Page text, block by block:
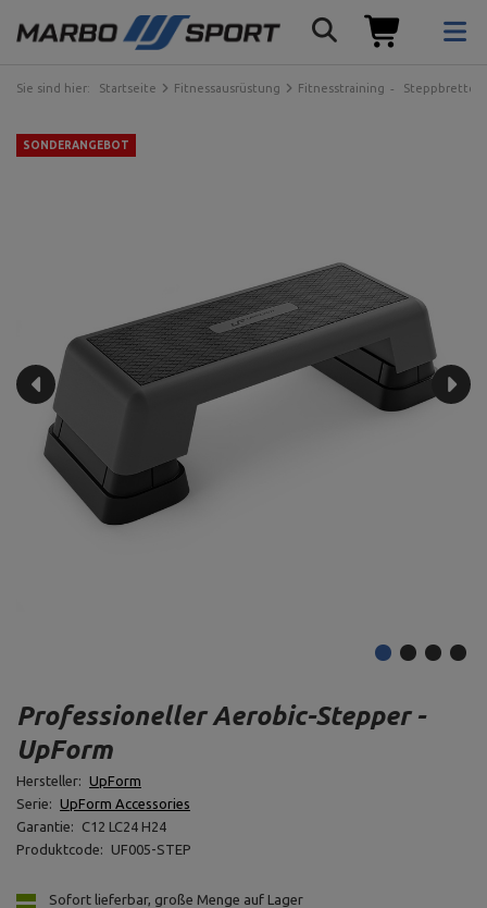
Sie sind hier: Startseite Fitnessausrüstung Fitnesstraining Steppbretter
SONDERANGEBOT
Professioneller Aerobic-Stepper -
UpForm
Hersteller: UpForm
Serie: UpForm Accessories
Garantie:
C12 LC24 H24
Produktcode:
UF005-STEP
Sofort lieferbar, große Menge auf Lager